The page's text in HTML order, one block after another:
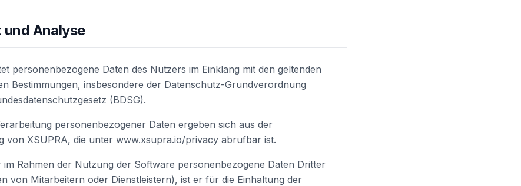
und Analyse
personenbezogene Daten des Nutzers im Einklang mit den geltenden
Bestimmungen, insbesondere der Datenschutz-Grundverordnung
(BDSG).
personenbezogener Daten ergeben sich aus der
von XSUPRA, die unter www.xsupra.io/privacy abrufbar ist.
im Rahmen der Nutzung der Software personenbezogene Daten Dritter
von Mitarbeitern oder Dienstleistern), ist er für die Einhaltung der